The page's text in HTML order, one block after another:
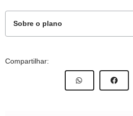
Sobre o plano
Este plano de atividade foi
elaborado pelo time de autores
NOVA ESCOLA.
Compartilhar: